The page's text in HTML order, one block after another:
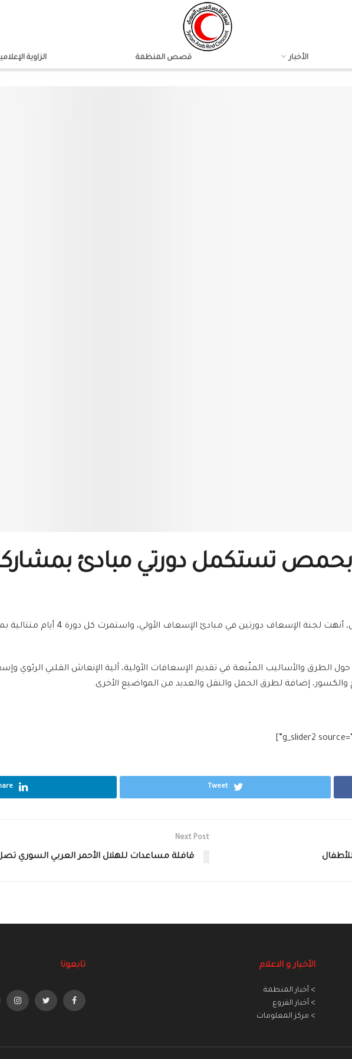
الأخبار قصص المنظمة الزاوية
تستكمل دورتي مبادئ بمشاركة 48
والأساليب المتّبعة في تقديم الإسعافات الأولية، آلية الإنعاش القلبي الرئوي
إضافة لطرق الحمل والنقل والعديد من المواضيع الأخرى.
Tweet
Next Post
قافلة مساعدات للهلال الأحمر العربي السوري
الأخبار و الاعلام
> أخبار المنطمة
> أخبار الفروع
> مركز المعلومات
تابعونا